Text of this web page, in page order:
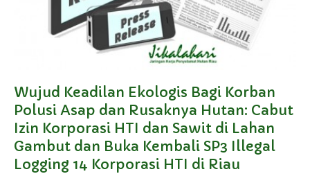
Wujud Keadilan Ekologis Bagi Korban
Polusi Asap dan Rusaknya Hutan: Cabut
Izin Korporasi HTI dan Sawit di Lahan
Gambut dan Buka Kembali SP3 Illegal
Logging 14 Korporasi HTI di Riau